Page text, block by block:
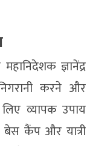
ज्ञानेंद्र
करने और
लिए व्यापक उपाय
कैंप और यात्री